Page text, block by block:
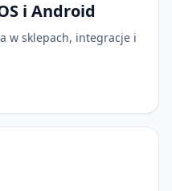
i Android
w sklepach, integracje i